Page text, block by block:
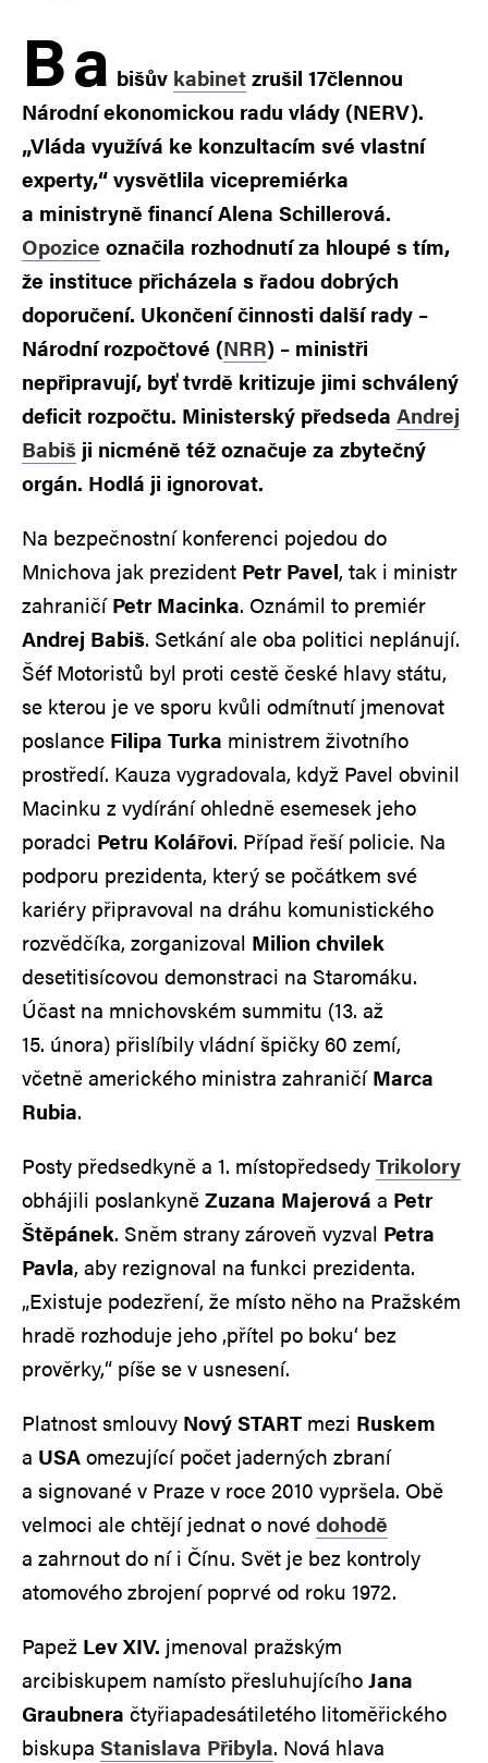
Ba bišův kabinetzrušil 17člennou
Národní ekonomickou radu vlády (NERV).
„Vláda využívá ke konzultacím své vlastní
experty,“ vysvětlila vicepremiérka
a ministryně financí Alena Schillerová.
Opozice označila rozhodnutí za hloupé s tím,
že instituce přicházela s řadou dobrých
doporučení. Ukončení činnosti další rady –
Národní rozpočtové (NRR) – ministři
nepřipravují, byť tvrdě kritizuje jimi schválený
deficit rozpočtu. Ministerský předseda Andrej
Babiš ji nicméně též označuje za zbytečný
orgán. Hodlá ji ignorovat.
Na bezpečnostní konferenci pojedou do
Mnichova jak prezident Petr Pavel, tak i ministr
zahraničíPetr Macinka. Oznámil to premiér
Andrej Babiš. Setkání ale oba politici neplánují.
Šéf Motoristů byl proti cestě české hlavy státu,
se kterou je ve sporu kvůli odmítnutí jmenovat
poslance Filipa Turka ministrem životního
prostředí. Kauza vygradovala, když Pavel obvinil
Macinku z vydírání ohledně esemesek jeho
poradci Petru Kolářovi. Případ řeší policie. Na
podporu prezidenta, který se počátkem své
kariéry připravoval na dráhu komunistického
rozvědčíka, zorganizoval Milion chvilek
desetitisícovou demonstraci na Staromáku.
Účast na mnichovském summitu (13. až
15. února) přislíbily vládní špičky 60 zemí,
včetně amerického ministra zahraničíMarca
Rubia.
Posty předsedkyně a 1. místopředsedyTrikolory
obhájili poslankyněZuzana Majerová a Petr
Štěpánek. Sněm strany zároveň vyzval Petra
Pavla, aby rezignoval na funkci prezidenta.
„Existuje podezření, že místo něho na Pražském
hradě rozhoduje jeho ‚přítel po boku‘ bez
prověrky,“ píše se v usnesení.
Platnost smlouvy Nový START mezi Ruskem
a USAomezující počet jaderných zbraní
a signované v Praze v roce 2010 vypršela. Obě
velmoci ale chtějí jednat o novédohodě
a zahrnout do ní i Čínu. Svět je bez kontroly
atomového zbrojení poprvé od roku 1972.
Papež Lev XIV. jmenoval pražským
arcibiskupem namísto přesluhujícíhoJana
Graubnera čtyřiapadesátiletého litoměřického
biskupa Stanislava Přibyla. Nová hlava